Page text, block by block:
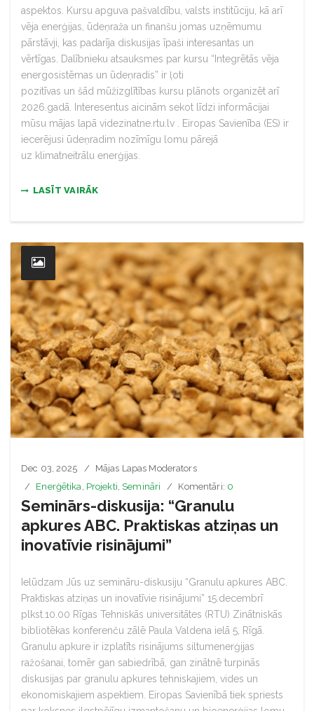
aspektos. Kursu apguva pašvaldību, valsts institūciju, kā arī
vēja enerģijas, ūdeņraža un finanšu jomas uzņēmumu
pārstāvji, kas padarīja diskusijas īpaši interesantas un
vērtīgas. Dalībnieku atsauksmes par kursu “Integrētās vēja
energosistēmas un ūdeņradis” ir ļoti
pozitīvas un šād mūžizglītības kursu plānots organizēt arī
2026.gadā. Interesentus aicinām sekot līdzi informācijai
mūsu mājas lapā videzinatne.rtu.lv . Eiropas Savienība (ES) ir
iecerējusi ūdeņradim nozīmīgu lomu pārejā
uz klimatneitrālu enerģijas.
LASĪT VAIRĀK
Dec 03, 2025
Mājas Lapas Moderators
Enerģētika, Projekti, Semināri Komentāri: 0
Seminārs-diskusija: “Granulu
apkures ABC. Praktiskas atziņas un
inovatīvie risinājumi”
Ielūdzam Jūs uz semināru-diskusiju “Granulu apkures ABC.
Praktiskas atziņas un inovatīvie risinājumi” 15.decembrī
plkst.10.00 Rīgas Tehniskās universitātes (RTU) Zinātniskās
bibliotēkas konferenču zālē Paula Valdena ielā 5, Rīgā.
Granulu apkure ir izplatīts risinājums siltumenerģijas
ražošanai, tomēr gan sabiedrībā, gan zinātnē turpinās
diskusijas par granulu apkures tehniskajiem, vides un
ekonomiskajiem aspektiem. Eiropas Savienībā tiek spriests